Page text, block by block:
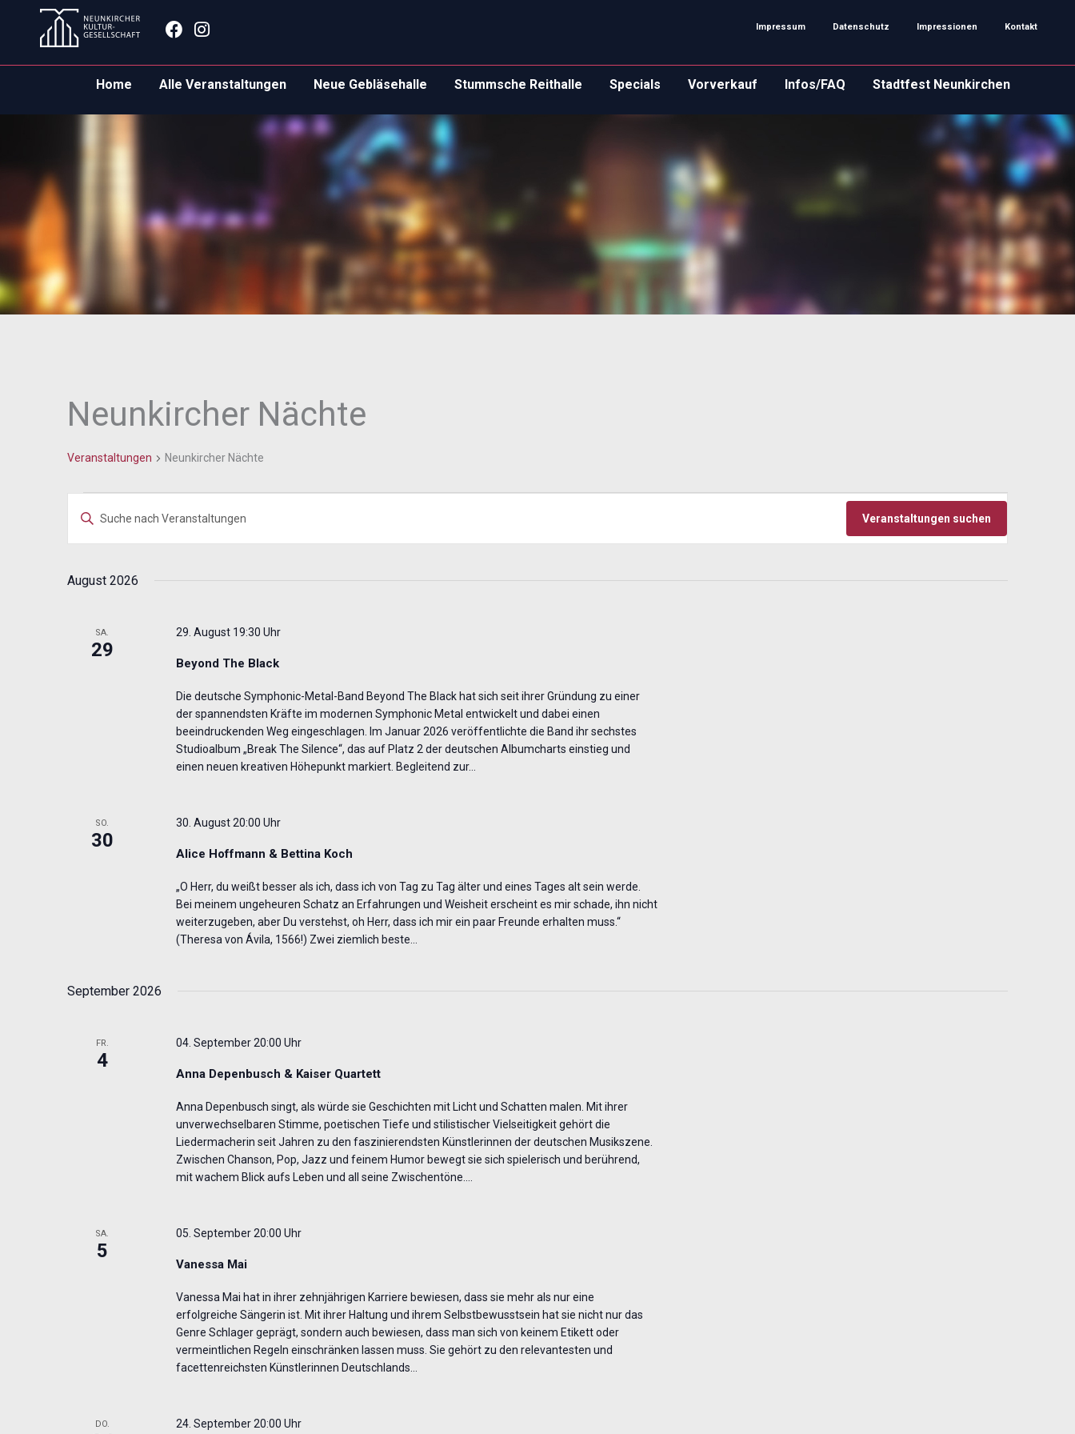
Facebook
Instagram Impressum Datenschutz Impressionen Kontakt
Home Alle Veranstaltungen Neue Gebläsehalle Stummsche Reithalle Specials Vorverkauf Infos/FAQ Stadtfest Neunkirchen
Neunkircher Nächte
Veranstaltungen Neunkircher Nächte
Veranstaltungen
Suche
und
Navigation
Bitte
Suche
Schlüsselwort.
Veranstaltungen suchen
Navigation
August 2026
SA.
29
Beyond The Black
29. August 19:30 Uhr
Die deutsche Symphonic-Metal-Band Beyond The Black hat sich seit ihrer Gründung zu einer
der spannendsten Kräfte im modernen Symphonic Metal entwickelt und dabei einen
beeindruckenden Weg eingeschlagen. Im Januar 2026 veröffentlichte die Band ihr sechstes
Studioalbum „Break The Silence“, das auf Platz 2 der deutschen Albumcharts einstieg und
einen neuen kreativen Höhepunkt markiert. Begleitend zur…
SO.
30
Alice Hoffmann & Bettina Koch
30. August 20:00 Uhr
„O Herr, du weißt besser als ich, dass ich von Tag zu Tag älter und eines Tages alt sein werde.
Bei meinem ungeheuren Schatz an Erfahrungen und Weisheit erscheint es mir schade, ihn nicht
weiterzugeben, aber Du verstehst, oh Herr, dass ich mir ein paar Freunde erhalten muss.“
(Theresa von Ávila, 1566!) Zwei ziemlich beste…
September 2026
FR.
4
Anna Depenbusch & Kaiser Quartett
04. September 20:00 Uhr
Anna Depenbusch singt, als würde sie Geschichten mit Licht und Schatten malen. Mit ihrer
unverwechselbaren Stimme, poetischen Tiefe und stilistischer Vielseitigkeit gehört die
Liedermacherin seit Jahren zu den faszinierendsten Künstlerinnen der deutschen Musikszene.
Zwischen Chanson, Pop, Jazz und feinem Humor bewegt sie sich spielerisch und berührend,
mit wachem Blick aufs Leben und all seine Zwischentöne.…
SA.
5
Vanessa Mai
05. September 20:00 Uhr
Vanessa Mai hat in ihrer zehnjährigen Karriere bewiesen, dass sie mehr als nur eine
erfolgreiche Sängerin ist. Mit ihrer Haltung und ihrem Selbstbewusstsein hat sie nicht nur das
Genre Schlager geprägt, sondern auch bewiesen, dass man sich von keinem Etikett oder
vermeintlichen Regeln einschränken lassen muss. Sie gehört zu den relevantesten und
facettenreichsten Künstlerinnen Deutschlands…
DO. 24. September 20:00 Uhr